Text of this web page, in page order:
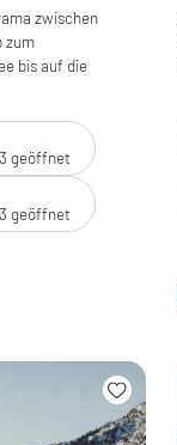
zwischen
zum
bis auf die
geöffnet
geöffnet